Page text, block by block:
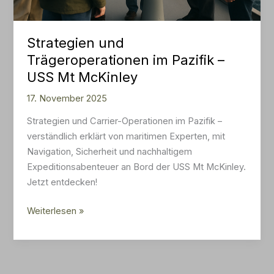
Strategien und
Trägeroperationen im Pazifik –
USS Mt McKinley
17. November 2025
Strategien und Carrier-Operationen im Pazifik –
verständlich erklärt von maritimen Experten, mit
Navigation, Sicherheit und nachhaltigem
Expeditionsabenteuer an Bord der USS Mt McKinley.
Jetzt entdecken!
Strategien
Trägeroperationen
Weiterlesen »